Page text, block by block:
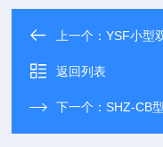
上一个：YSF小型
返回列表
下一个：SHZ-CB